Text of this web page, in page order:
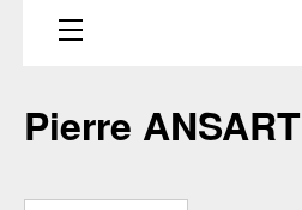
Pierre ANSART